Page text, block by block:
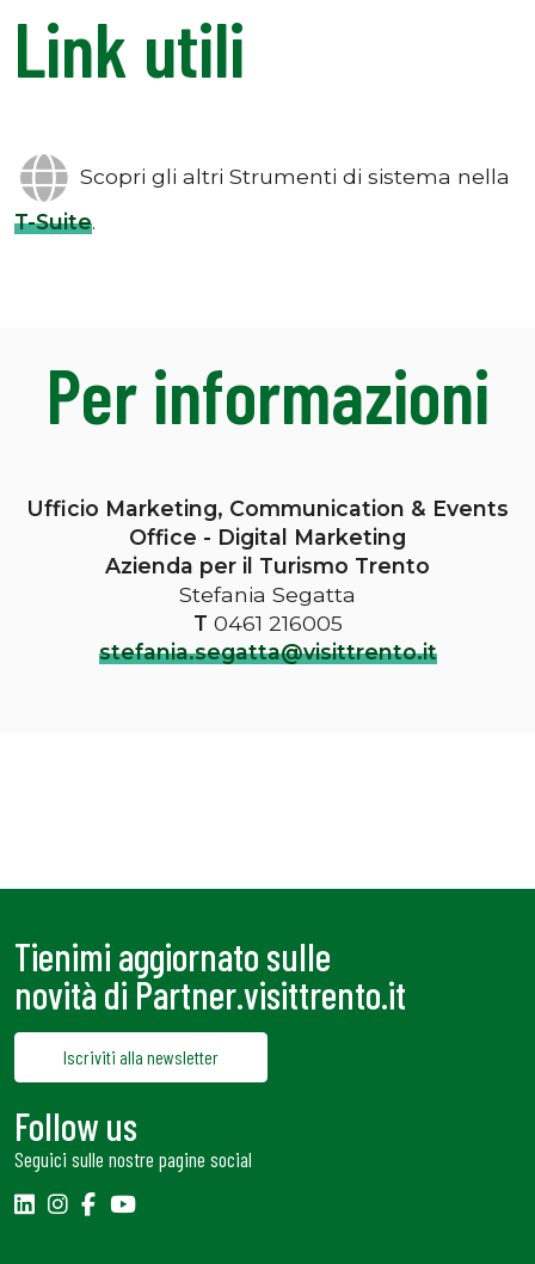
Link utili
Scopri gli altri Strumenti di sistema nella
T-Suite.
Per informazioni
Ufficio Marketing, Communication & Events
Office - Digital Marketing
Azienda per il Turismo Trento
Stefania Segatta
T 0461 216005
stefania.segatta@visittrento.it
Tienimi aggiornato sulle
novità di Partner.visittrento.it
Iscriviti alla newsletter
Follow us
Seguici sulle nostre pagine social